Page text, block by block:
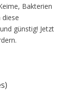
Bakterien
diese
günstig! Jetzt